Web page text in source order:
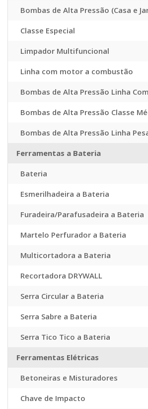
Bombas de Alta Pressão (Casa e
Classe Especial
Limpador Multifuncional
Linha com motor a combustão
Bombas de Alta Pressão Linha
Bombas de Alta Pressão Classe
Bombas de Alta Pressão Linha
Ferramentas a Bateria
Bateria
Esmerilhadeira a Bateria
Furadeira/Parafusadeira a Bateria
Martelo Perfurador a Bateria
Multicortadora a Bateria
Recortadora DRYWALL
Serra Circular a Bateria
Serra Sabre a Bateria
Serra Tico Tico a Bateria
Ferramentas Elétricas
Betoneiras e Misturadores
Chave de Impacto